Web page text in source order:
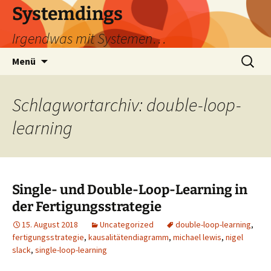
Zum
Inhalt
springen
Systemdings
Irgendwas mit Systemen…
Menü
Suchen
nach:
Schlagwortarchiv: double-loop-
learning
Single- und Double-Loop-Learning in
der Fertigungsstrategie
15. August 2018 Uncategorized double-loop-learning,
fertigungsstrategie, kausalitätendiagramm, michael lewis, nigel
slack, single-loop-learning